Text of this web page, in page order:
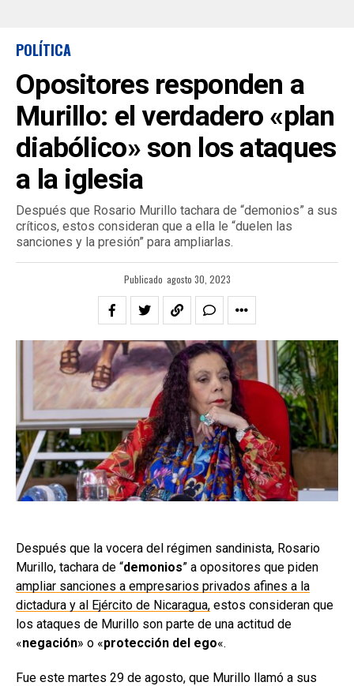
POLÍTICA
Opositores responden a
Murillo: el verdadero «plan
diabólico» son los ataques
a la iglesia
Después que Rosario Murillo tachara de “demonios” a sus
críticos, estos consideran que a ella le “duelen las
sanciones y la presión” para ampliarlas.
Publicado agosto 30, 2023
Después que la vocera del régimen sandinista, Rosario
Murillo, tachara de “demonios” a opositores que piden
ampliar sanciones a empresarios privados afines a la
dictadura y al Ejército de Nicaragua, estos consideran que
los ataques de Murillo son parte de una actitud de
«negación» o «protección del ego«.
Fue este martes 29 de agosto, que Murillo llamó a sus